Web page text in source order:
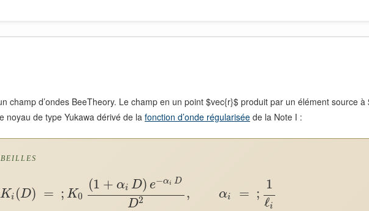
champ d’ondes BeeTheory. Le champ en un point $vec{r}$ produit par un élément source à
noyau de type Yukawa dérivé de la fonction d’onde régularisée de la Note I :
Ki (D) = ; K0
(1 + αi D) e−αi D
D2 , αi = ;
1
ℓi